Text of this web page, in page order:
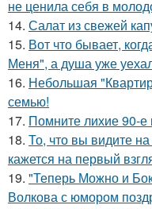
не ценила себя в
14. Салат из свежей
15. Вот что бывает,
Меня", а душа уже
16. Небольшая
семью!
17. Помните лихие 90-е
18. То, что вы видите
кажется на первый
19. "Теперь Можно и
Волкова с юмором